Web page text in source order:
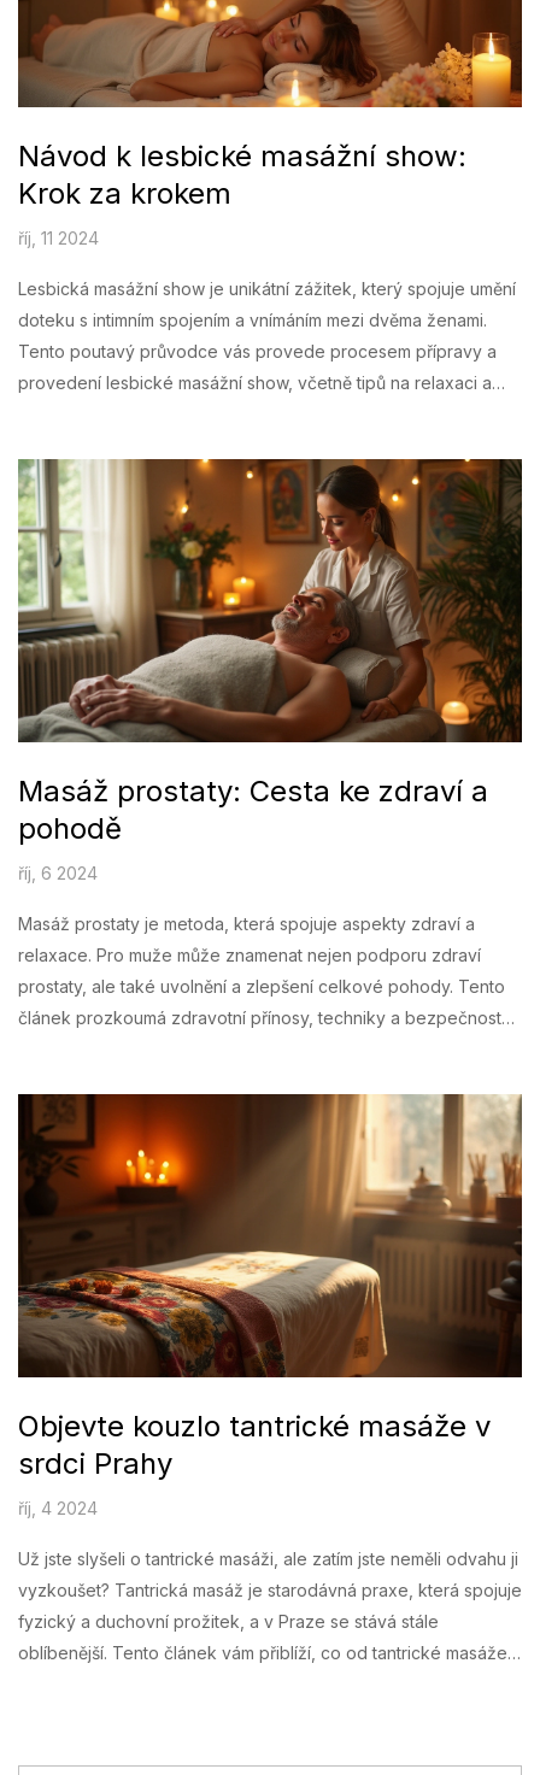
Návod k lesbické masážní show:
Krok za krokem
říj, 11 2024
Lesbická masážní show je unikátní zážitek, který spojuje umění
doteku s intimním spojením a vnímáním mezi dvěma ženami.
Tento poutavý průvodce vás provede procesem přípravy a
provedení lesbické masážní show, včetně tipů na relaxaci a
atmosféru. Také se dotkneme správných technik masáže,
které zaručí maximální prožitek pro oba účastníky. Připravte se
na nezapomenutelný zážitek plný intimity a objevování.
Masáž prostaty: Cesta ke zdraví a
pohodě
říj, 6 2024
Masáž prostaty je metoda, která spojuje aspekty zdraví a
relaxace. Pro muže může znamenat nejen podporu zdraví
prostaty, ale také uvolnění a zlepšení celkové pohody. Tento
článek prozkoumá zdravotní přínosy, techniky a bezpečnostní
vyplatí věnovat pozornost.
Objevte kouzlo tantrické masáže v
srdci Prahy
říj, 4 2024
Už jste slyšeli o tantrické masáži, ale zatím jste neměli odvahu ji
vyzkoušet? Tantrická masáž je starodávná praxe, která spojuje
fyzický a duchovní prožitek, a v Praze se stává stále
oblíbenější. Tento článek vám přiblíží, co od tantrické masáže